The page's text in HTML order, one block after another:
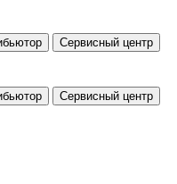
Сервисный центр
Сервисный центр